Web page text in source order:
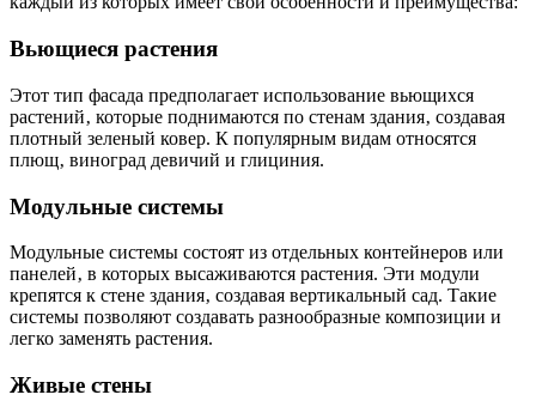
Вьющиеся растения
Этот тип фасада предполагает использование вьющихся
растений‚ которые поднимаются по стенам здания‚ создавая
плотный зеленый ковер. К популярным видам относятся
плющ‚ виноград девичий и глициния.
Модульные системы
Модульные системы состоят из отдельных контейнеров или
панелей‚ в которых высаживаются растения. Эти модули
крепятся к стене здания‚ создавая вертикальный сад. Такие
системы позволяют создавать разнообразные композиции и
легко заменять растения.
Живые стены